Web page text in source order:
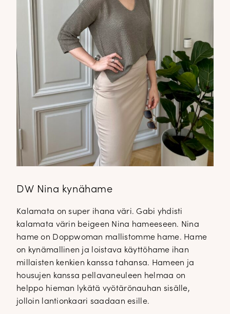
DW Nina kynähame
Kalamata on super ihana väri. Gabi yhdisti
kalamata värin beigeen Nina hameeseen. Nina
hame on Doppwoman mallistomme hame. Hame
on kynämallinen ja loistava käyttöhame ihan
millaisten kenkien kanssa tahansa. Hameen ja
housujen kanssa pellavaneuleen helmaa on
helppo hieman lykätä vyötärönauhan sisälle,
jolloin lantionkaari saadaan esille.